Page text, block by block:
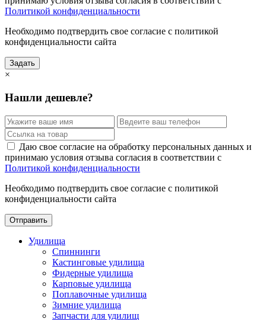
Политикой конфиденциальности
Необходимо подтвердить свое согласие с политикой
конфиденциальности сайта
Задать
×
Нашли дешевле?
Даю свое согласие на обработку персональных данных и
принимаю условия отзыва согласия в соответствии с
Политикой конфиденциальности
Необходимо подтвердить свое согласие с политикой
конфиденциальности сайта
Отправить
Удилища
Спиннинги
Кастинговые удилища
Фидерные удилища
Карповые удилища
Поплавочные удилища
Зимние удилища
Запчасти для удилищ